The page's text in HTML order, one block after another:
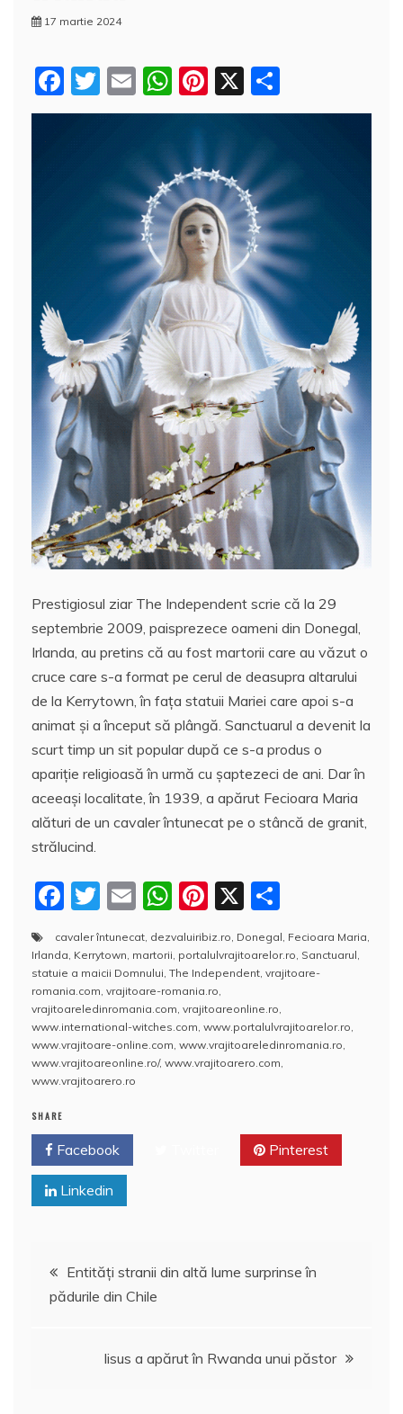
17 martie 2024
F
a
T
w
E
m
l
W
h
at
s
A
p
p
Pi
nt
er
e
st
X
a
aj
e
a
z
ă
Prestigiosul ziar The Independent scrie că la 29
septembrie 2009, paisprezece oameni din Donegal,
Irlanda, au pretins că au fost martorii care au văzut o
cruce care s-a format pe cerul de deasupra altarului
de la Kerrytown, în fața statuii Mariei care apoi s-a
animat și a început să plângă. Sanctuarul a devenit la
scurt timp un sit popular după ce s-a produs o
apariție religioasă în urmă cu șaptezeci de ani. Dar în
aceeaşi localitate, în 1939, a apărut Fecioara Maria
alături de un cavaler întunecat pe o stâncă de granit,
strălucind.
F
a
c
e
b
o
o
k
T
w
itt
er
E
m
ai
l
W
h
at
s
A
p
p
Pi
nt
er
e
st
X
a
rt
aj
e
a
z
cavaler întunecat dezvaluiribiz.ro Donegal Fecioara Maria
Irlanda Kerrytown martorii portalulvrajitoarelor.ro Sanctuarul
statuie a maicii Domnului The Independent vrajitoare-
romania.com vrajitoare-romania.ro
vrajitoareledinromania.com vrajitoareonline.ro
www.international-witches.com www.portalulvrajitoarelor.ro
www.vrajitoare-online.com www.vrajitoareledinromania.ro
www.vrajitoareonline.ro/, www.vrajitoarero.com
www.vrajitoarero.ro
SHARE
Facebook Pinterest
Linkedin
Navigare
în
articole
Entităţi stranii din altă lume surprinse în
pădurile din Chile
Iisus a apărut în Rwanda unui păstor